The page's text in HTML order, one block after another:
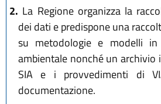
2. La Regione organizza la
dei dati e predispone una
su metodologie e modelli
ambientale nonché un archivio
SIA e i provvedimenti di
documentazione.